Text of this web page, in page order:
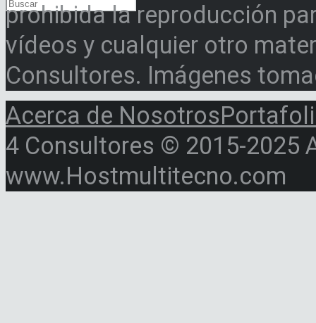
prohibida la reproducción
vídeos y cualquier otro
Consultores. Imágenes
Acerca de Nosotros
4 Consultores © 2015-2025
www.Hostmultitecno.com